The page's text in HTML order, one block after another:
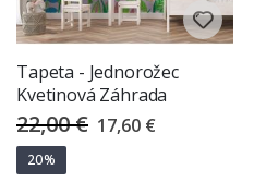
Tapeta - Jednorožec
Kvetinová Záhrada
22,00 € Special
Price
17,60 €
20%